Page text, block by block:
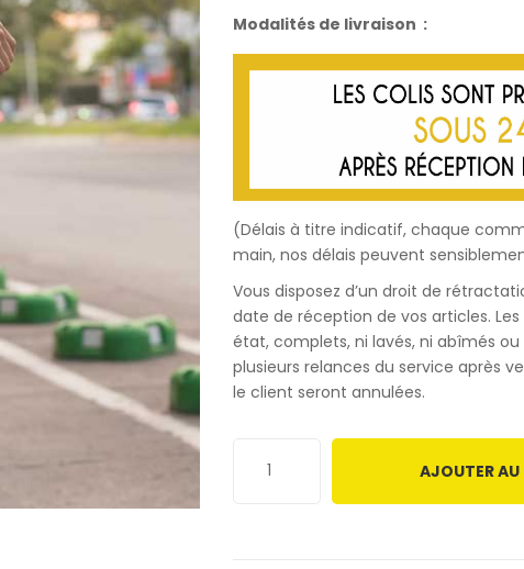
Modalités de livraison :
(Délais à titre indicatif, chaque
main, nos délais peuvent
Vous disposez d’un droit de
date de réception de vos articles.
état, complets, ni lavés, ni abîmés ou
plusieurs relances du service après
le client seront annulées.
AJOUTER AU